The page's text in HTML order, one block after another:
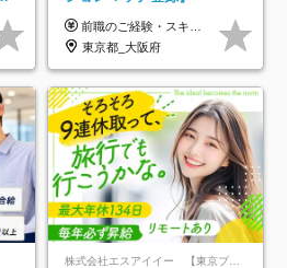
前職のご経験・スキル等を考慮して決定します。
東京都_大阪府
株式会社エスアイイー 【東京プロマーケット上場】